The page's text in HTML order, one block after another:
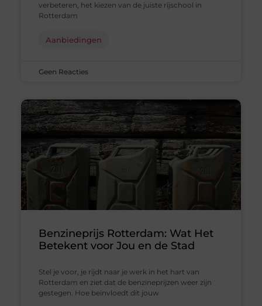
verbeteren, het kiezen van de juiste rijschool in
Rotterdam
Aanbiedingen
Geen Reacties
Benzineprijs Rotterdam: Wat Het
Betekent voor Jou en de Stad
Stel je voor, je rijdt naar je werk in het hart van
Rotterdam en ziet dat de benzineprijzen weer zijn
gestegen. Hoe beïnvloedt dit jouw